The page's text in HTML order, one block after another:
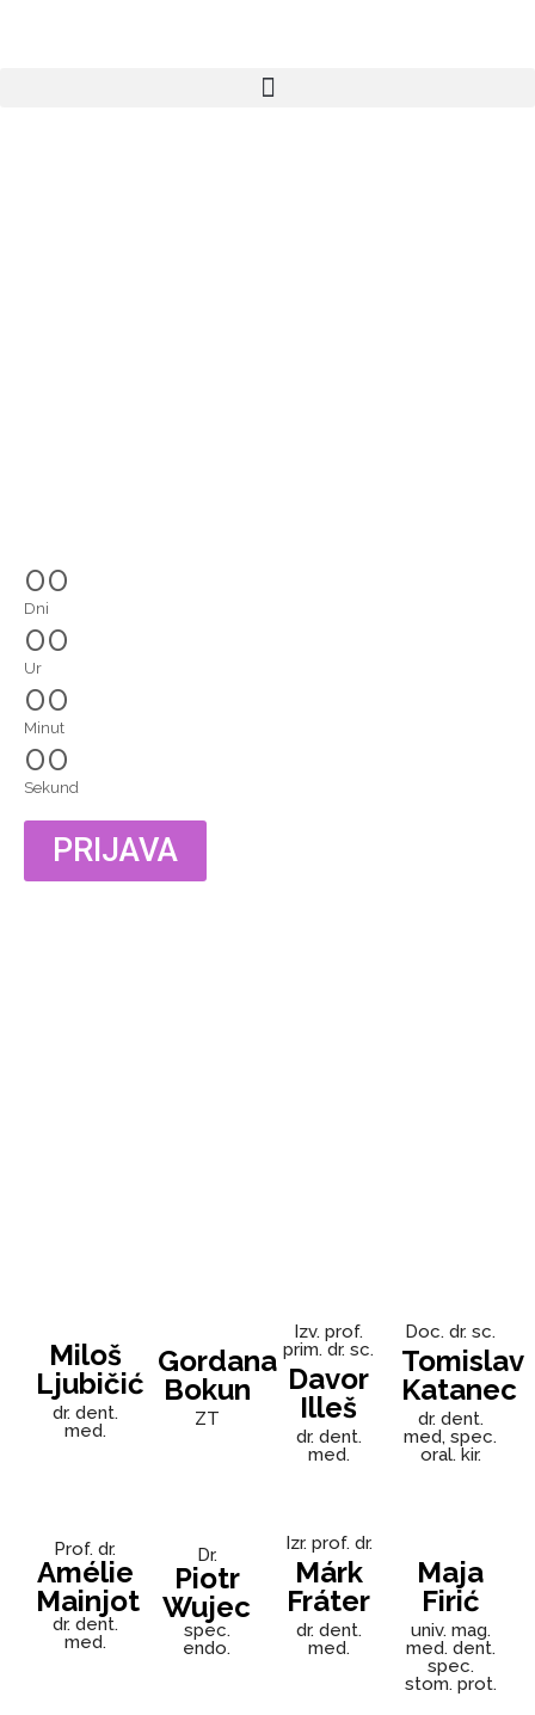
00
Dni
00
Ur
00
Minut
00
Sekund
PRIJAVA
Miloš
Ljubičić
dr. dent.
med.
Gordana
Bokun
ZT
Izv. prof.
prim. dr. sc.
Davor
Illeš
dr. dent.
med.
Doc. dr. sc.
Tomislav
Katanec
dr. dent.
med, spec.
oral. kir.
Prof. dr.
Amélie
Mainjot
dr. dent.
med.
Dr.
Piotr
Wujec
spec.
endo.
Izr. prof. dr.
Márk
Fráter
dr. dent.
med.
Maja
Firić
univ. mag.
med. dent.
spec.
stom. prot.